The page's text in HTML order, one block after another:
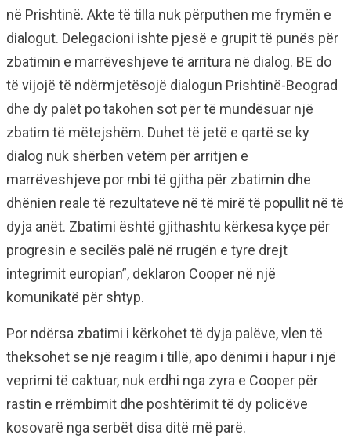
në Prishtinë. Akte të tilla nuk përputhen me frymën e
dialogut. Delegacioni ishte pjesë e grupit të punës për
zbatimin e marrëveshjeve të arritura në dialog. BE do
të vijojë të ndërmjetësojë dialogun Prishtinë-Beograd
dhe dy palët po takohen sot për të mundësuar një
zbatim të mëtejshëm. Duhet të jetë e qartë se ky
dialog nuk shërben vetëm për arritjen e
marrëveshjeve por mbi të gjitha për zbatimin dhe
dhënien reale të rezultateve në të mirë të popullit në të
dyja anët. Zbatimi është gjithashtu kërkesa kyçe për
progresin e secilës palë në rrugën e tyre drejt
integrimit europian”, deklaron Cooper në një
komunikatë për shtyp.
Por ndërsa zbatimi i kërkohet të dyja palëve, vlen të
theksohet se një reagim i tillë, apo dënimi i hapur i një
veprimi të caktuar, nuk erdhi nga zyra e Cooper për
rastin e rrëmbimit dhe poshtërimit të dy policëve
kosovarë nga serbët disa ditë më parë.